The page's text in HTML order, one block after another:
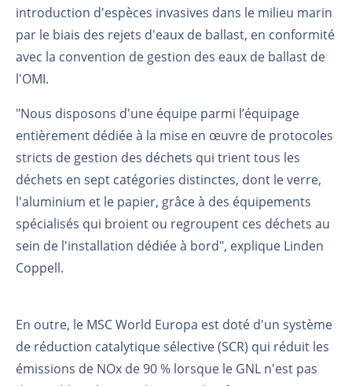
introduction d'espèces invasives dans le milieu marin
par le biais des rejets d'eaux de ballast, en conformité
avec la convention de gestion des eaux de ballast de
l'OMI.
"Nous disposons d'une équipe parmi l’équipage
entièrement dédiée à la mise en œuvre de protocoles
stricts de gestion des déchets qui trient tous les
déchets en sept catégories distinctes, dont le verre,
l'aluminium et le papier, grâce à des équipements
spécialisés qui broient ou regroupent ces déchets au
sein de l'installation dédiée à bord", explique Linden
Coppell.
En outre, le MSC World Europa est doté d'un système
de réduction catalytique sélective (SCR) qui réduit les
émissions de NOx de 90 % lorsque le GNL n'est pas